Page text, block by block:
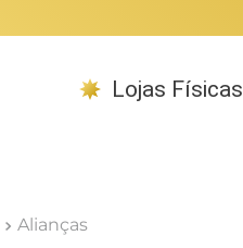
Lojas Físicas
Alianças